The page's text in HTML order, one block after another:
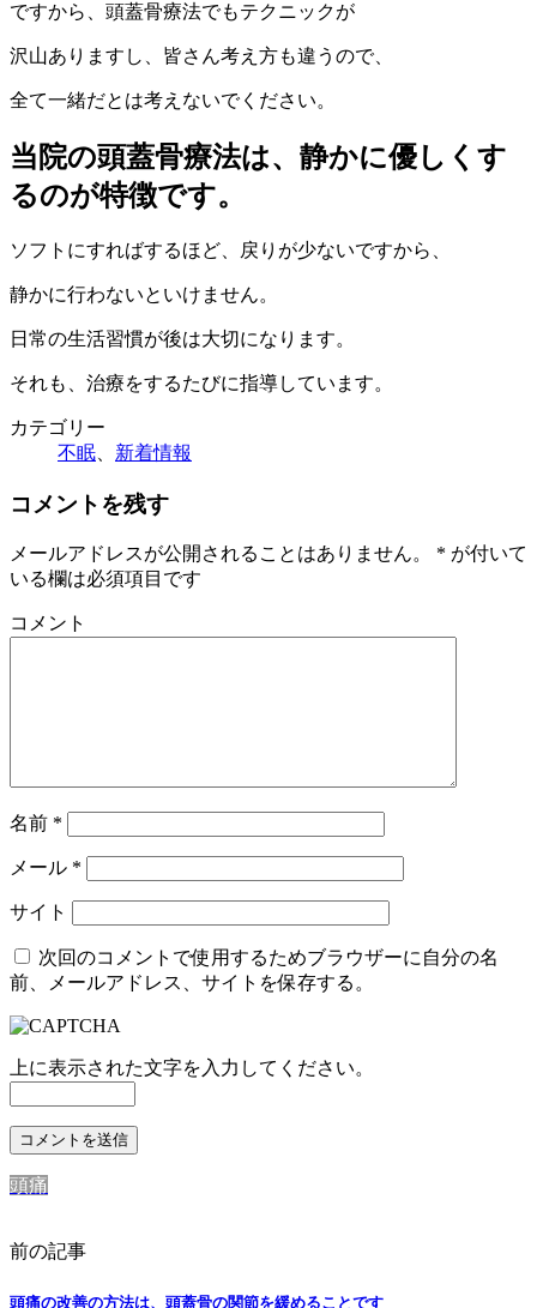
ですから、頭蓋骨療法でもテクニックが
沢山ありますし、皆さん考え方も違うので、
全て一緒だとは考えないでください。
当院の頭蓋骨療法は、静かに優しくす
るのが特徴です。
ソフトにすればするほど、戻りが少ないですから、
静かに行わないといけません。
日常の生活習慣が後は大切になります。
それも、治療をするたびに指導しています。
カテゴリー
不眠
新着情報
コメントを残す
メールアドレスが公開されることはありません。 * が付いて
いる欄は必須項目です
コメント
名前 *
メール *
サイト
次回のコメントで使用するためブラウザーに自分の名
前、メールアドレス、サイトを保存する。
上に表示された文字を入力してください。
頭痛
前の記事
頭痛の改善の方法は、頭蓋骨の関節を緩めることです